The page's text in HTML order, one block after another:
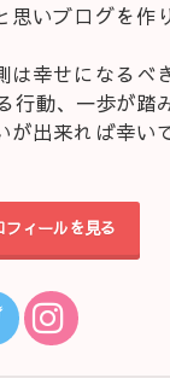
思いブログを作り
は幸せになるべ
行動、一歩が踏
が出来れば幸い
フィールを見る